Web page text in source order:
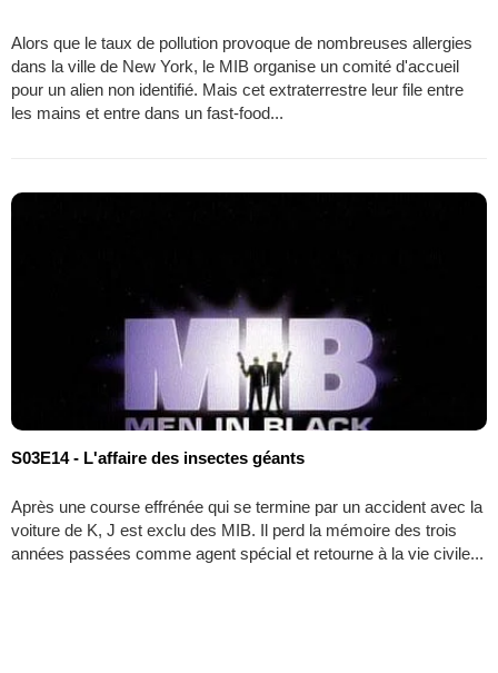
Alors que le taux de pollution provoque de nombreuses allergies
dans la ville de New York, le MIB organise un comité d'accueil
pour un alien non identifié. Mais cet extraterrestre leur file entre
les mains et entre dans un fast-food...
S03E14 - L'affaire des insectes géants
Après une course effrénée qui se termine par un accident avec la
voiture de K, J est exclu des MIB. Il perd la mémoire des trois
années passées comme agent spécial et retourne à la vie civile...